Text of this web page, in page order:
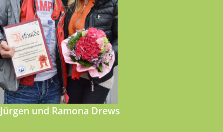
Jürgen und Ramona Drews